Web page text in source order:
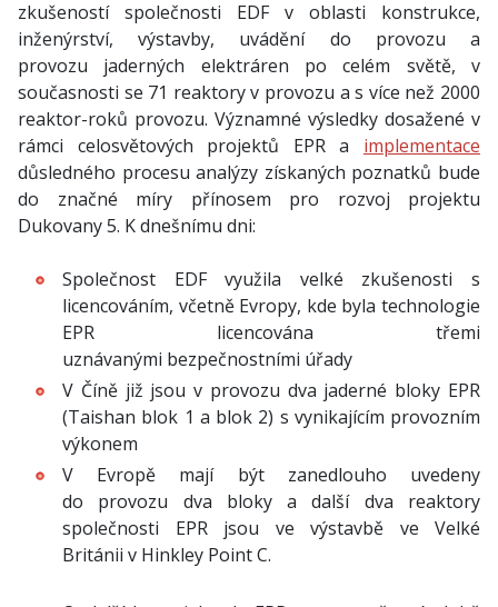
zkušeností společnosti EDF v oblasti konstrukce,
inženýrství, výstavby, uvádění do provozu a
provozu jaderných elektráren po celém světě, v
současnosti se 71 reaktory v provozu a s více než 2000
reaktor-roků provozu. Významné výsledky dosažené v
rámci celosvětových projektů EPR a implementace
důsledného procesu analýzy získaných poznatků bude
do značné míry přínosem pro rozvoj projektu
Dukovany 5. K dnešnímu dni:
Společnost EDF využila velké zkušenosti s
licencováním, včetně Evropy, kde byla technologie
EPR licencována třemi
uznávanými bezpečnostními úřady
V Číně již jsou v provozu dva jaderné bloky EPR
(Taishan blok 1 a blok 2) s vynikajícím provozním
výkonem
V Evropě mají být zanedlouho uvedeny
do provozu dva bloky a další dva reaktory
společnosti EPR jsou ve výstavbě ve Velké
Británii v Hinkley Point C.